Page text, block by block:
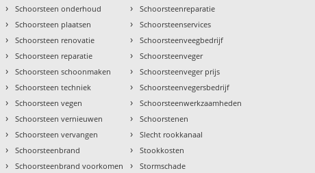
› Schoorsteen onderhoud
› Schoorsteen plaatsen
› Schoorsteen renovatie
› Schoorsteen reparatie
› Schoorsteen schoonmaken
› Schoorsteen techniek
› Schoorsteen vegen
› Schoorsteen vernieuwen
› Schoorsteen vervangen
› Schoorsteenbrand
› Schoorsteenbrand voorkomen
› Schoorsteenreparatie
› Schoorsteenservices
› Schoorsteenveegbedrijf
› Schoorsteenveger
› Schoorsteenveger prijs
› Schoorsteenvegersbedrijf
› Schoorsteenwerkzaamheden
› Schoorstenen
› Slecht rookkanaal
› Stookkosten
› Stormschade